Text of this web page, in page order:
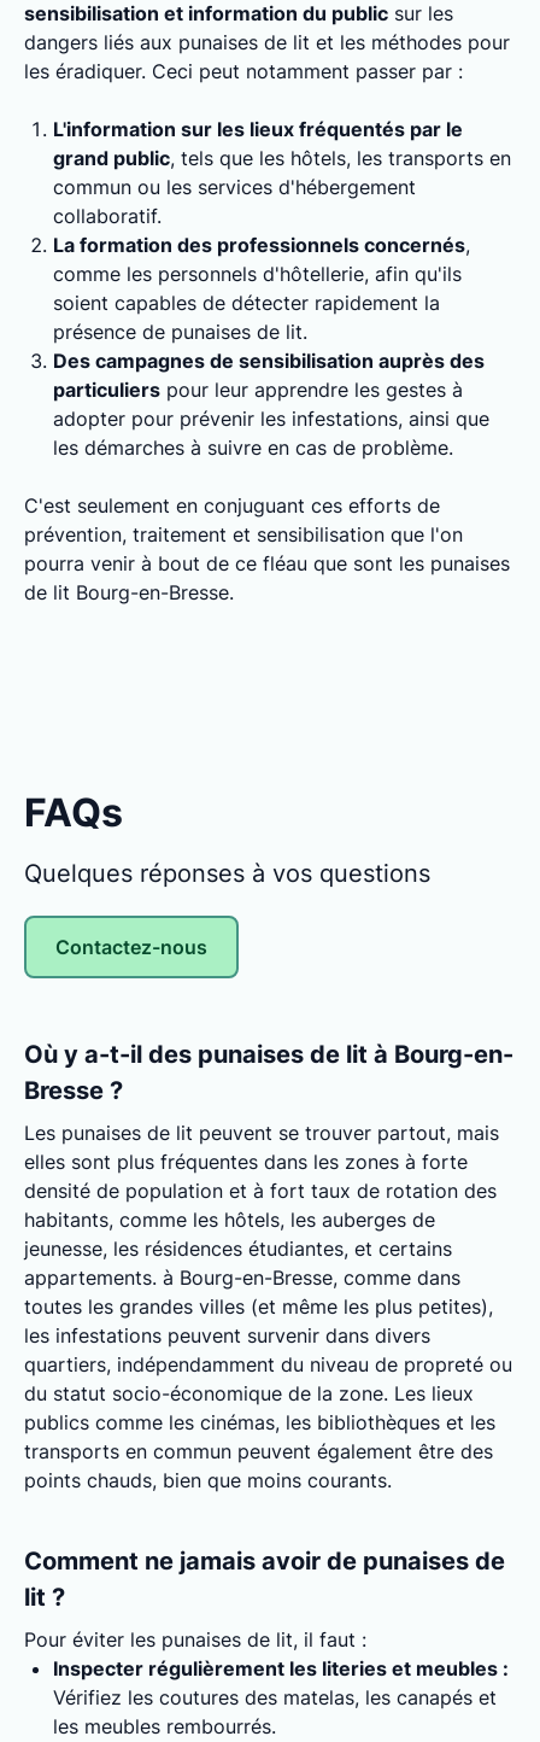
sensibilisation et information du public sur les
dangers liés aux punaises de lit et les méthodes pour
les éradiquer. Ceci peut notamment passer par :
L'information sur les lieux fréquentés par le
grand public, tels que les hôtels, les transports en
commun ou les services d'hébergement
collaboratif.
La formation des professionnels concernés,
comme les personnels d'hôtellerie, afin qu'ils
soient capables de détecter rapidement la
présence de punaises de lit.
Des campagnes de sensibilisation auprès des
particuliers pour leur apprendre les gestes à
adopter pour prévenir les infestations, ainsi que
les démarches à suivre en cas de problème.
C'est seulement en conjuguant ces efforts de
prévention, traitement et sensibilisation que l'on
pourra venir à bout de ce fléau que sont les punaises
de lit Bourg-en-Bresse.
FAQs
Quelques réponses à vos questions
Contactez-nous
Où y a-t-il des punaises de lit à Bourg-en-
Bresse ?
Les punaises de lit peuvent se trouver partout, mais
elles sont plus fréquentes dans les zones à forte
densité de population et à fort taux de rotation des
habitants, comme les hôtels, les auberges de
jeunesse, les résidences étudiantes, et certains
appartements. à Bourg-en-Bresse, comme dans
toutes les grandes villes (et même les plus petites),
les infestations peuvent survenir dans divers
quartiers, indépendamment du niveau de propreté ou
du statut socio-économique de la zone. Les lieux
publics comme les cinémas, les bibliothèques et les
transports en commun peuvent également être des
points chauds, bien que moins courants.
Comment ne jamais avoir de punaises de
lit ?
Pour éviter les punaises de lit, il faut :
Inspecter régulièrement les literies et meubles :
Vérifiez les coutures des matelas, les canapés et
les meubles rembourrés.